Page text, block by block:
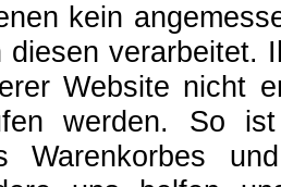
kein
diesen verarbeitet.
Website nicht
werden. So
Warenkorbes
minitanks»
Bausatz, Bw
Minitank 211101001